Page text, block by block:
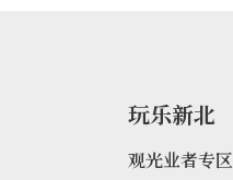
玩乐新北
观光业者专区